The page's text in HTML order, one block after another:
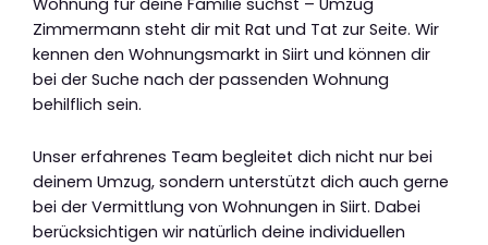
Zimmermann steht dir mit Rat und Tat zur Seite. Wir
kennen den Wohnungsmarkt in Siirt und können dir
bei der Suche nach der passenden Wohnung
behilflich sein.
Unser erfahrenes Team begleitet dich nicht nur bei
deinem Umzug, sondern unterstützt dich auch gerne
bei der Vermittlung von Wohnungen in Siirt. Dabei
berücksichtigen wir natürlich deine individuellen